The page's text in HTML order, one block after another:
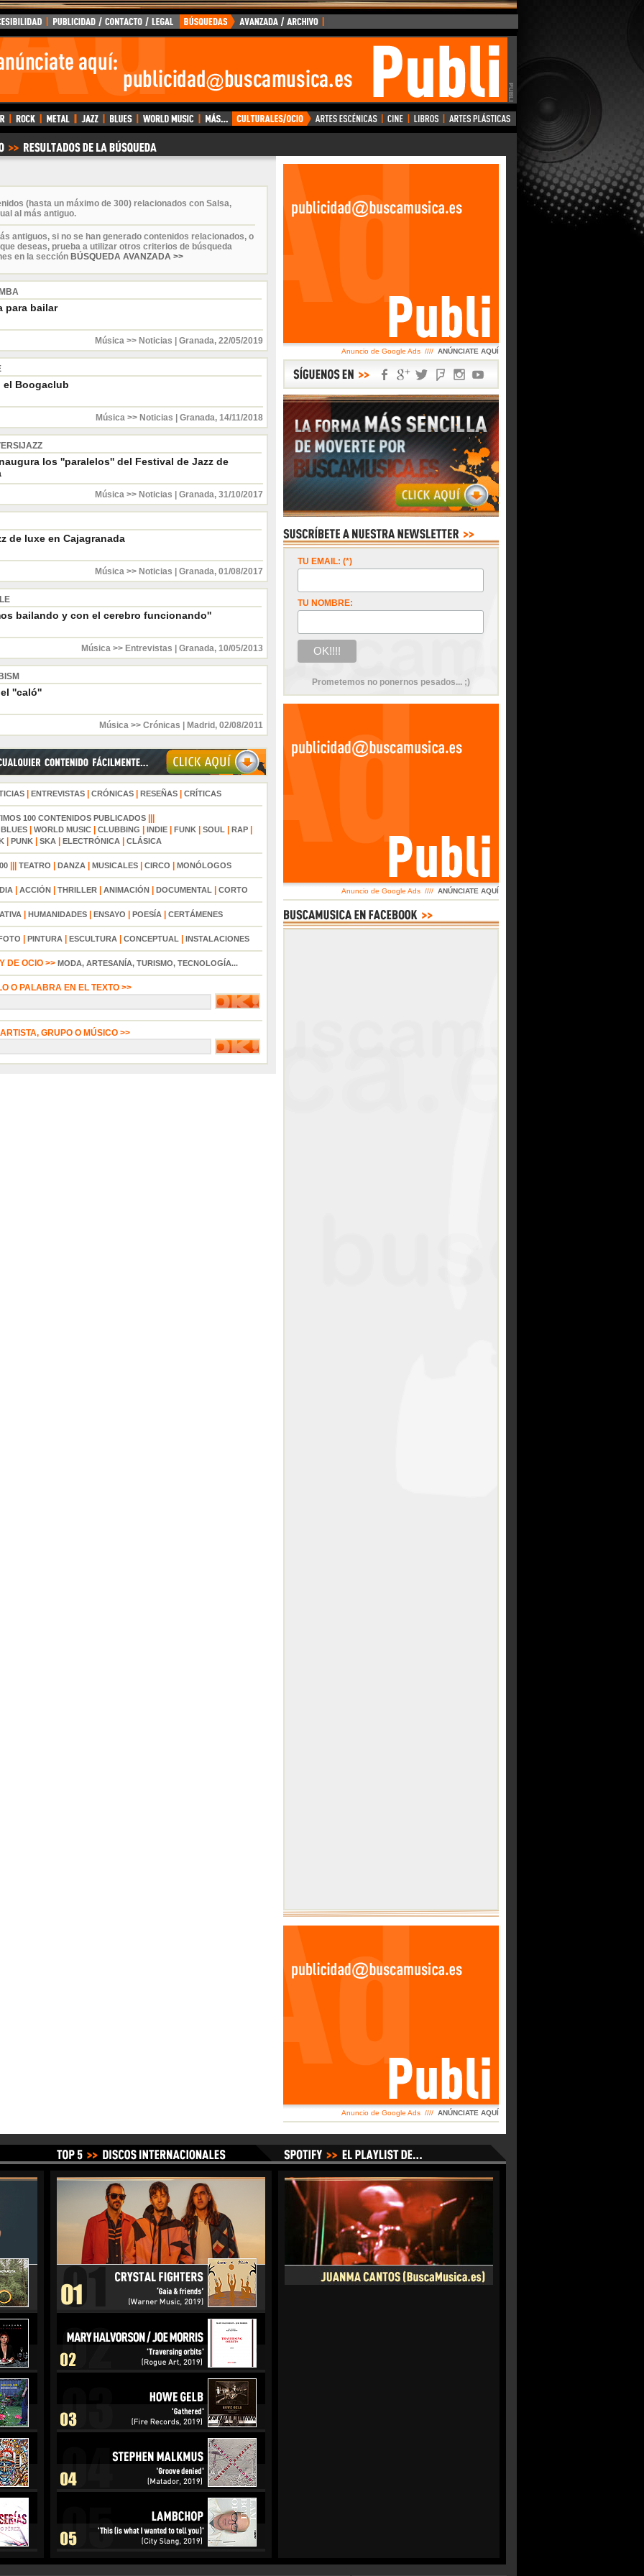
(hasta un máximo de 300) relacionados con Salsa,
al más antiguo.
antiguos, si no se han generado contenidos relacionados, o
deseas, prueba a utilizar otros criterios de búsqueda
en la sección BÚSQUEDA AVANZADA >>
para bailar
Música >> Noticias Granada, 22/05/2019
el Boogaclub
Música >> Noticias Granada, 14/11/2018
los ''paralelos'' del Festival de Jazz de
Música >> Noticias Granada, 31/10/2017
de luxe en Cajagranada
Música >> Noticias Granada, 01/08/2017
bailando y con el cerebro funcionando''
Música >> Entrevistas Granada, 10/05/2013
''caló''
Música >> Crónicas Madrid , 02/08/2011
| ENTREVISTAS| CRÓNICAS| RESEÑAS| CRÍTICAS
100 CONTENIDOS PUBLICADOS
BLUES| WORLD MUSIC| CLUBBING INDIE| FUNK| SOUL| RAP|
| PUNK| SKA| ELECTRÓNICA| CLÁSICA
||| TEATRO DANZA| MUSICALES| CIRCO MONÓLOGOS
ACCIÓN THRILLER ANIMACIÓN DOCUMENTAL CORTO
HUMANIDADES ENSAYO POESÍA CERTÁMENES
PINTURA ESCULTURA CONCEPTUAL INSTALACIONES
DE OCIO >> MODA, ARTESANÍA, TURISMO, TECNOLOGÍA...
O PALABRA EN EL TEXTO >>
GRUPO O MÚSICO >>
Anuncio de Google Ads //// ANÚNCIATE AQUÍ
TU EMAIL: (*)
TU NOMBRE:
Prometemos no ponernos pesados... ;)
Anuncio de Google Ads //// ANÚNCIATE AQUÍ
Anuncio de Google Ads //// ANÚNCIATE AQUÍ